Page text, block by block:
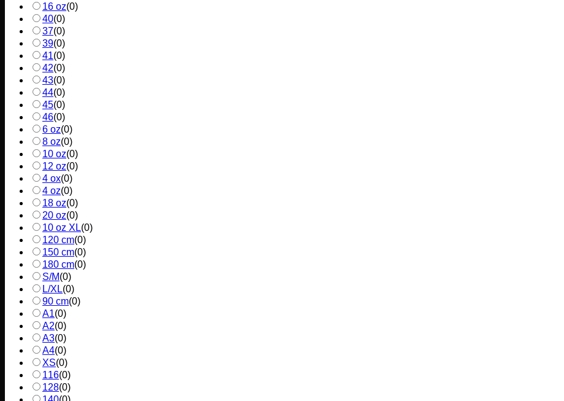
16 oz(0)
40(0)
37(0)
39(0)
41(0)
42(0)
43(0)
44(0)
45(0)
46(0)
6 oz(0)
8 oz(0)
10 oz(0)
12 oz(0)
4 ox(0)
4 oz(0)
18 oz(0)
20 oz(0)
10 oz XL(0)
120 cm(0)
150 cm(0)
180 cm(0)
S/M(0)
L/XL(0)
90 cm(0)
A1(0)
A2(0)
A3(0)
A4(0)
XS(0)
116(0)
128(0)